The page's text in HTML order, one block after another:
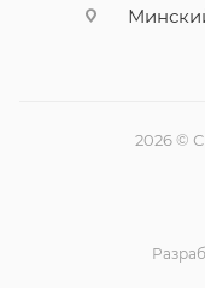
2026 ©